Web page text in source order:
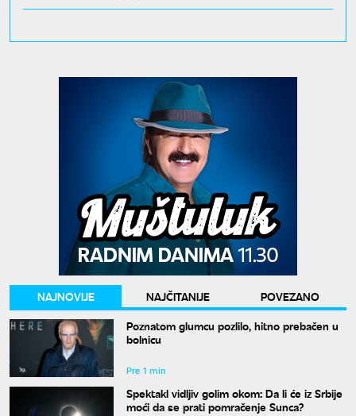
NAJNOVIJE NAJČITANIJE
POVEZANO
Poznatom glumcu pozlilo, hitno prebačen u
bolnicu
Pre 1 min
Spektakl vidljiv golim okom: Da li će iz Srbije
moći da se prati pomračenje Sunca?